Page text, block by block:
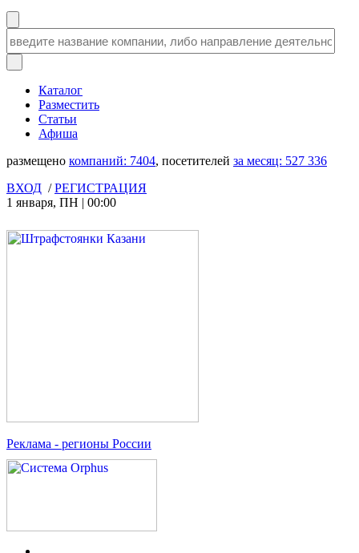
Каталог
Разместить
Статьи
Афиша
размещено компаний: 7404, посетителей за месяц: 527 336
ВХОД /РЕГИСТРАЦИЯ
1 января, ПН | 00:00
Реклама - регионы России